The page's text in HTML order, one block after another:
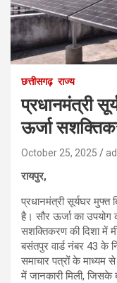
छत्तीसगढ़ राज्य
प्रधानमंत्री
ऊर्जा
October 25, 2025
रायपुर,
प्रधानमंत्री सूर्यघर मुफ्त
है। सौर ऊर्जा का
सशक्तिकरण की दिशा में
बसंतपुर वार्ड नंबर 43 के
समाचार पत्रों के माध्यम
में जानकारी मिली, जिसके